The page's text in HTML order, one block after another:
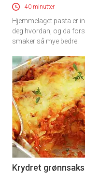
40 minutter
Hjemmelaget pasta er
deg hvordan, og da
smaker så mye bedre.
Krydret